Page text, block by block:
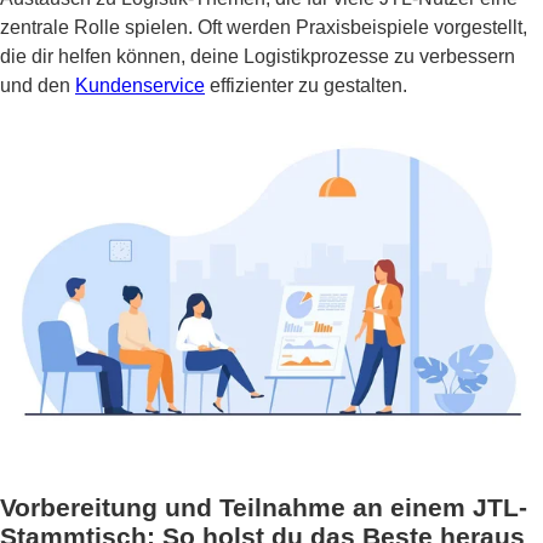
zentrale Rolle spielen. Oft werden Praxisbeispiele vorgestellt,
die dir helfen können, deine Logistikprozesse zu verbessern
und den Kundenservice effizienter zu gestalten.
Vorbereitung und Teilnahme an einem JTL-
Stammtisch: So holst du das Beste heraus